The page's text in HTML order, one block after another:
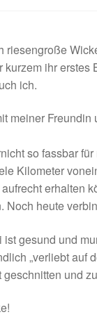
riesengroße
ihr
ich.
meiner
so fassbar
Kilometer
erhalten
Noch heute
gesund und
„verliebt auf
und